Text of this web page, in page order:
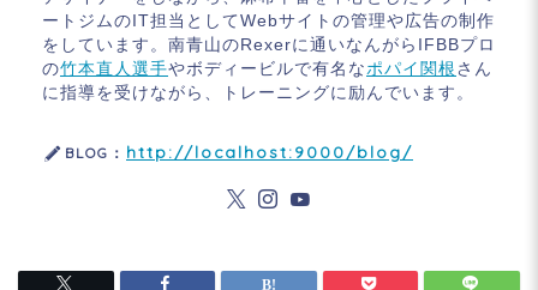
ートジムのIT担当としてWebサイトの管理や広告の制作
をしています。南青山のRexerに通いなんがらIFBBプロ
の竹本直人選手やボディービルで有名なポパイ関根 さん
に指導を受けながら、トレーニングに励んでいます。
BLOG： http://localhost:9000/blog/